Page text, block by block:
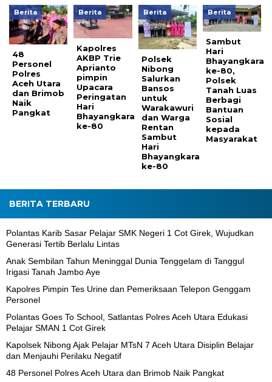
Berita
48
Personel
Polres
Aceh Utara
dan Brimob
Naik
Pangkat
Berita
Kapolres
AKBP Trie
Aprianto
pimpin
Upacara
Peringatan
Hari
Bhayangkara
ke-80
Berita
Polsek
Nibong
Salurkan
Bansos
untuk
Warakawuri
dan Warga
Rentan
Sambut
Hari
Bhayangkara
ke-80
Berita
Sambut
Hari
Bhayangkara
ke-80,
Polsek
Tanah Luas
Berbagi
Bantuan
Sosial
kepada
Masyarakat
BERITA TERBARU
Polantas Karib Sasar Pelajar SMK Negeri 1 Cot Girek, Wujudkan
Generasi Tertib Berlalu Lintas
Anak Sembilan Tahun Meninggal Dunia Tenggelam di Tanggul
Irigasi Tanah Jambo Aye
Kapolres Pimpin Tes Urine dan Pemeriksaan Telepon Genggam
Personel
Polantas Goes To School, Satlantas Polres Aceh Utara Edukasi
Pelajar SMAN 1 Cot Girek
Kapolsek Nibong Ajak Pelajar MTsN 7 Aceh Utara Disiplin Belajar
dan Menjauhi Perilaku Negatif
48 Personel Polres Aceh Utara dan Brimob Naik Pangkat